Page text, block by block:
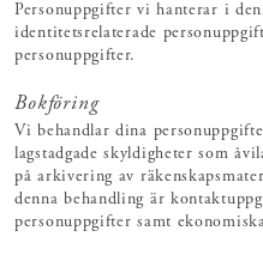
Personuppgifter vi hanterar i
identitetsrelaterade
personuppgifter.
Bokföring
Vi behandlar dina
lagstadgade skyldigheter som
på arkivering av
denna behandling är
personuppgifter samt